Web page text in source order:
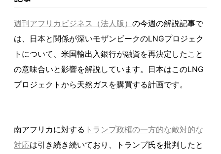
週刊アフリカビジネス（法人版） の今週の解説記事で
は、日本と関係が深いモザンビークのLNGプロジェク
トについて、米国輸出入銀行が融資を再決定したこと
の意味合いと影響を解説しています。日本はこのLNG
プロジェクトから天然ガスを購買する計画です。
南アフリカに対する トランプ政権の一方的な敵対的な
対応は引き続き続いており、トランプ氏を批判したと